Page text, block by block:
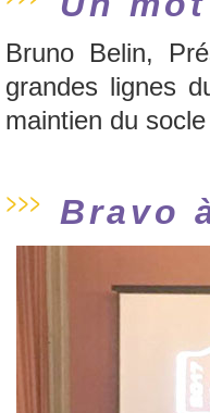
Bruno Belin,
grandes lignes
maintien du
Bravo